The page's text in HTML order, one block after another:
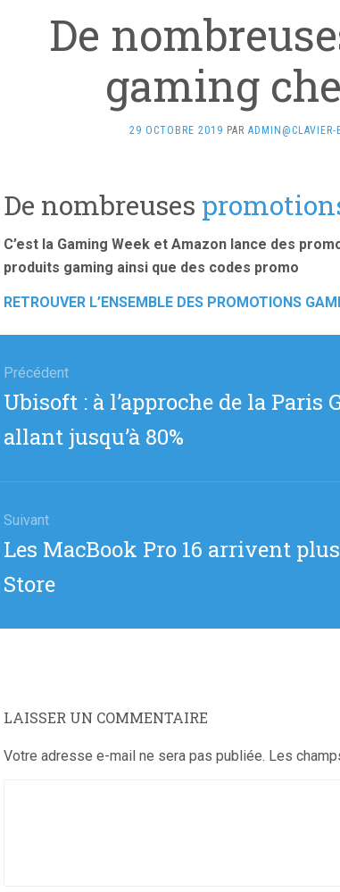
De
gaming
29 OCTOBRE 2019 PAR ADMIN@CLAVIER-
De nombreuses
C’est la Gaming Week et Amazon lance des
produits gaming ainsi que des codes promo
RETROUVER L’ENSEMBLE DES PROMOTIONS
Précédent
Article
:
Ubisoft : à l’approche de la Paris
allant jusqu’à 80%
Suivant
Article
:
Les MacBook Pro 16 arrivent
Store
LAISSER UN COMMENTAIRE
Votre adresse e-mail ne sera pas publiée. Les